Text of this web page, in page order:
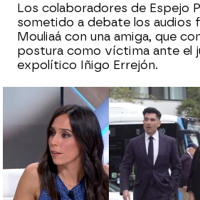
Los colaboradores de Espejo
sometido a debate los audios
Mouliaá con una amiga, que
postura como víctima ante el
expolítico Iñigo Errejón.
El psiquiatra de Elisa
estaba medicada la noche
agresión de Errejón: "Está
Unos audios revelan que
presionó a una amiga para
denuncia contra Errejón:
hija y soy mamá soltera!"